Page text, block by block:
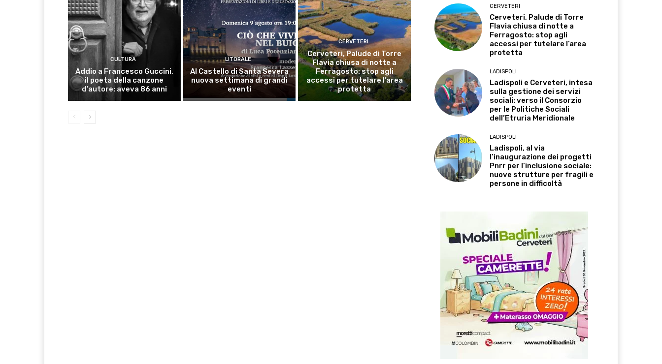
CULTURA
Addio a Francesco Guccini,
il poeta della canzone
d’autore: aveva 86 anni
LITORALE
Al Castello di Santa Severa
nuova settimana di grandi
eventi
CERVETERI
Cerveteri, Palude di Torre
Flavia chiusa di notte a
Ferragosto: stop agli
accessi per tutelare l’area
protetta
CERVETERI
Cerveteri, Palude di Torre
Flavia chiusa di notte a
Ferragosto: stop agli
accessi per tutelare l’area
protetta
LADISPOLI
Ladispoli e Cerveteri, intesa
sulla gestione dei servizi
sociali: verso il Consorzio
per le Politiche Sociali
dell’Etruria Meridionale
LADISPOLI
Ladispoli, al via
l’inaugurazione dei progetti
Pnrr per l’inclusione sociale:
nuove strutture per fragili e
persone in difficoltà